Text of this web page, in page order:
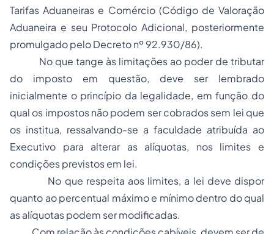
Tarifas Aduaneiras e Comércio (Código de Valoração
Aduaneira e seu Protocolo Adicional, posteriormente
promulgado pelo Decreto nº 92.930/86).
No que tange às limitações ao poder de tributar
do imposto em questão, deve ser lembrado
inicialmente o princípio da legalidade, em função do
qual os impostos não podem ser cobrados sem lei que
os institua, ressalvando-se a faculdade atribuída ao
Executivo para alterar as alíquotas, nos limites e
condições previstos em lei.
No que respeita aos limites, a lei deve dispor
quanto ao percentual máximo e mínimo dentro do qual
as alíquotas podem ser modificadas.